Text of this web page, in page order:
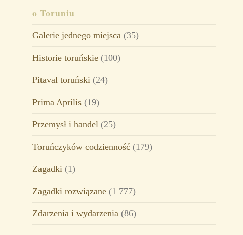
o Toruniu
Galerie jednego miejsca(35)
Historie toruńskie(100)
Pitaval toruński(24)
Prima Aprilis(19)
Przemysł i handel(25)
Toruńczyków codzienność(179)
Zagadki(1)
Zagadki rozwiązane(1 777)
Zdarzenia i wydarzenia(86)